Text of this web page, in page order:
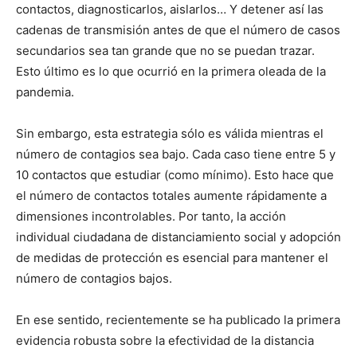
contactos, diagnosticarlos, aislarlos… Y detener así las
cadenas de transmisión antes de que el número de casos
secundarios sea tan grande que no se puedan trazar.
Esto último es lo que ocurrió en la primera oleada de la
pandemia.
Sin embargo, esta estrategia sólo es válida mientras el
número de contagios sea bajo. Cada caso tiene entre 5 y
10 contactos que estudiar (como mínimo). Esto hace que
el número de contactos totales aumente rápidamente a
dimensiones incontrolables. Por tanto, la acción
individual ciudadana de distanciamiento social y adopción
de medidas de protección es esencial para mantener el
número de contagios bajos.
En ese sentido, recientemente se ha publicado la primera
evidencia robusta sobre la efectividad de la distancia